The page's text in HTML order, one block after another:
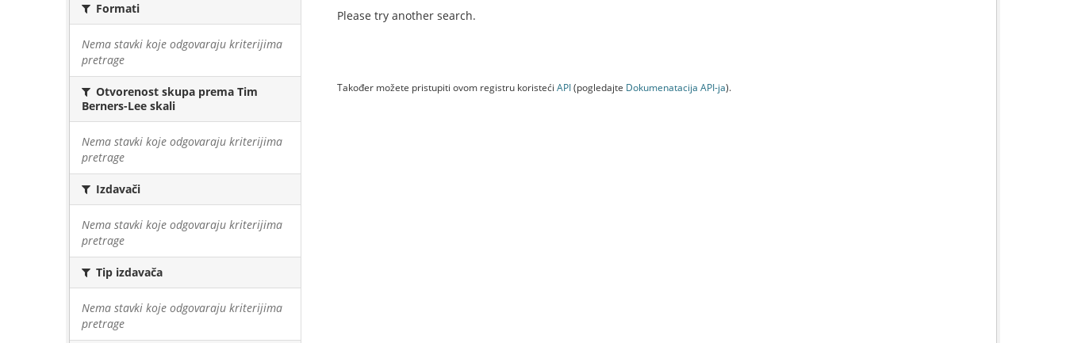
Formati
Nema stavki koje odgovaraju kriterijima
pretrage
Otvorenost skupa prema Tim
Berners-Lee skali
Nema stavki koje odgovaraju kriterijima
pretrage
Izdavači
Nema stavki koje odgovaraju kriterijima
pretrage
Tip izdavača
Nema stavki koje odgovaraju kriterijima
pretrage
Please try another search.
Također možete pristupiti ovom registru koristeći API(pogledajte Dokumenаtаcijа API-jа).